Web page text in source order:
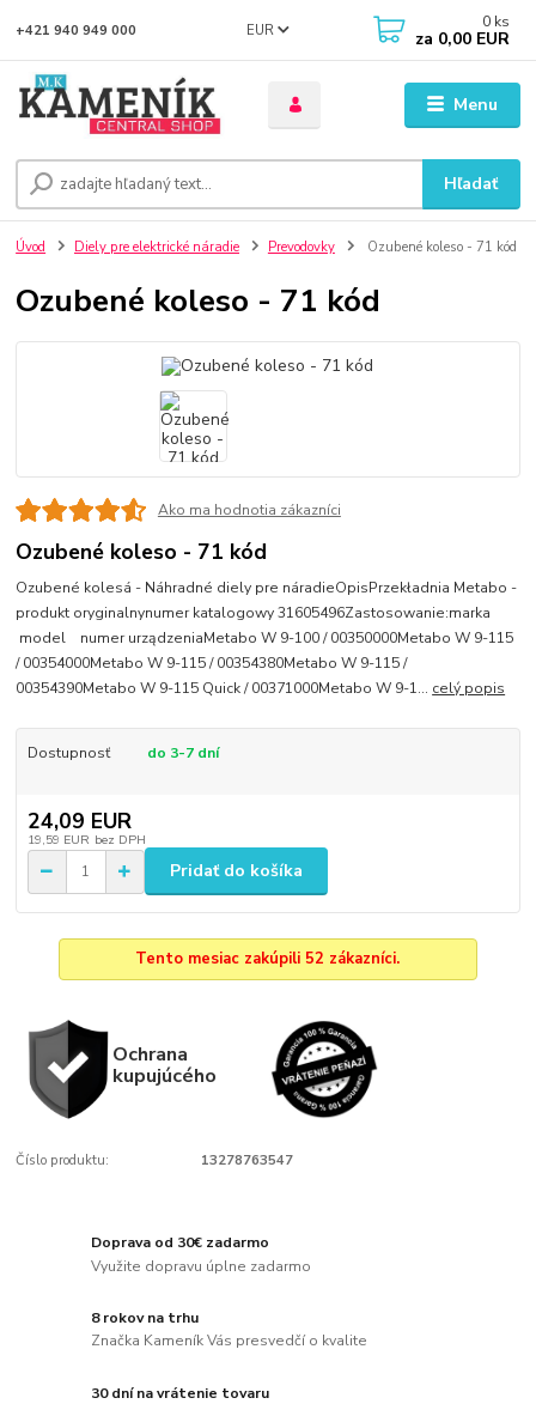
Menu
EUR
Hľadať
+421 940 949 000 0 ks
za 0,00 EUR
Úvod Diely pre elektrické náradie Prevodovky Ozubené koleso - 71 kód
Ozubené koleso - 71 kód
Ako ma hodnotia zákazníci
Ozubené koleso - 71 kód
Ozubené kolesá - Náhradné diely pre náradieOpisPrzekładnia Metabo -
produkt oryginalnynumer katalogowy 31605496Zastosowanie:marka
model numer urządzeniaMetabo W 9-100 / 00350000Metabo W 9-115
/ 00354000Metabo W 9-115 / 00354380Metabo W 9-115 /
00354390Metabo W 9-115 Quick / 00371000Metabo W 9-1... celý popis
Dostupnosť do 3-7 dní
24,09 EUR
19,59 EUR bez DPH
Pridať do košíka
Tento mesiac zakúpili 52 zákazníci.
Ochrana
kupujúcého
Číslo produktu: 13278763547
Doprava od 30€ zadarmo
Využite dopravu úplne zadarmo
8 rokov na trhu
Značka Kameník Vás presvedčí o kvalite
30 dní na vrátenie tovaru